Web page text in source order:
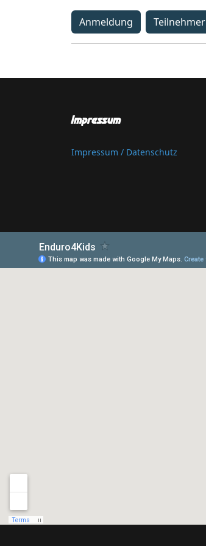
Anmeldung Teilnehmer
Impressum
Impressum / Datenschutz